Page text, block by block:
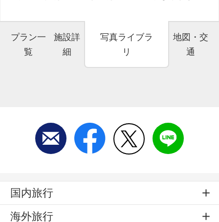
プラン一
覧
施設詳
細
写真ライブラ
リ
地図・交
通
国内旅行
海外旅行